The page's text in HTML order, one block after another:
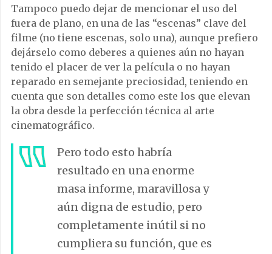
Tampoco puedo dejar de mencionar el uso del
fuera de plano, en una de las “escenas” clave del
filme (no tiene escenas, solo una), aunque prefiero
dejárselo como deberes a quienes aún no hayan
tenido el placer de ver la película o no hayan
reparado en semejante preciosidad, teniendo en
cuenta que son detalles como este los que elevan
la obra desde la perfección técnica al arte
cinematográfico.
Pero todo esto habría
resultado en una enorme
masa informe, maravillosa y
aún digna de estudio, pero
completamente inútil si no
cumpliera su función, que es